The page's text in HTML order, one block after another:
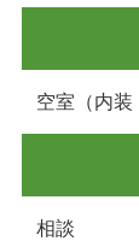
空室（内装
相談